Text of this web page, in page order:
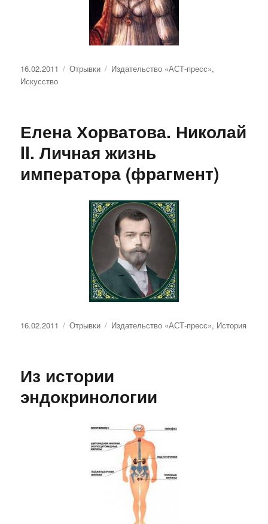
Опубликовано
16.02.2011 Рубрики
Отрывки Метки
Издательство «АСТ-пресс»,
Искусство
Елена Хорватова. Николай
II. Личная жизнь
императора (фрагмент)
Опубликовано
16.02.2011 Рубрики
Отрывки Метки
Издательство «АСТ-пресс», История
Из истории
эндокринологии